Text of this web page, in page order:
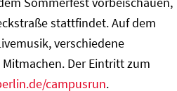
stattfindet. Auf dem
verschiedene
Der Eintritt zum
campusrun.